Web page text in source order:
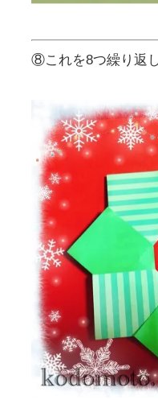
⑧これを8つ繰り返